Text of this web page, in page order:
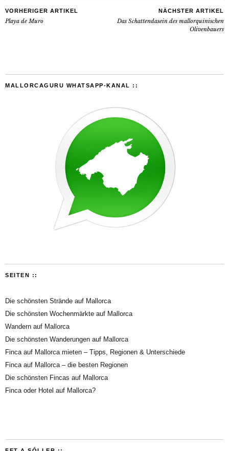
VORHERIGER ARTIKEL
Playa de Muro
NÄCHSTER ARTIKEL
Das Schattendasein des mallorquinischen
Olivenbauers
MALLORCAGURU WHATSAPP-KANAL ::
SEITEN ::
Die schönsten Strände auf Mallorca
Die schönsten Wochenmärkte auf Mallorca
Wandern auf Mallorca
Die schönsten Wanderungen auf Mallorca
Finca auf Mallorca mieten – Tipps, Regionen & Unterschiede
Finca auf Mallorca – die besten Regionen
Die schönsten Fincas auf Mallorca
Finca oder Hotel auf Mallorca?